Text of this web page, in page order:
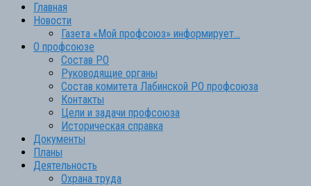
Главная
Новости
Газета «Мой профсоюз» информирует…
О профсоюзе
Состав РО
Руководящие органы
Состав комитета Лабинской РО профсоюза
Контакты
Цели и задачи профсоюза
Историческая справка
Документы
Планы
Деятельность
Охрана труда